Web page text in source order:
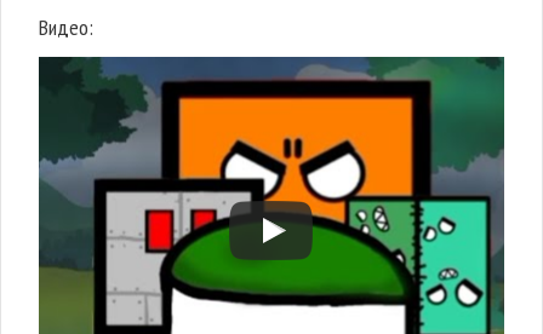
Видео: